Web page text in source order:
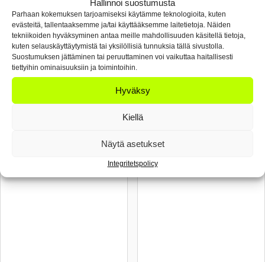
Hallinnoi suostumusta
Parhaan kokemuksen tarjoamiseksi käytämme teknologioita, kuten
evästeitä, tallentaaksemme ja/tai käyttääksemme laitetietoja. Näiden
tekniikoiden hyväksyminen antaa meille mahdollisuuden käsitellä tietoja,
kuten selauskäyttäytymistä tai yksilöllisiä tunnuksia tällä sivustolla.
Suostumuksen jättäminen tai peruuttaminen voi vaikuttaa haitallisesti
tiettyihin ominaisuuksiin ja toimintoihin.
Hyväksy
Kiellä
Näytä asetukset
Integritetspolicy
PURE RACE
BLUE KLISTER